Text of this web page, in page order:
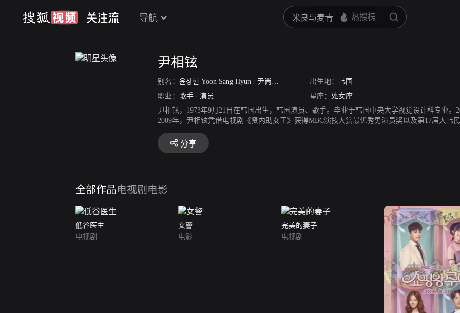
导航
尹相铉
别名： 윤상현 Yoon Sang Hyun / 尹尚贤 /伊相炫
出生地： 韩国
职业： 歌手 / 演员 星座： 处女座
尹相铉，1973年9月21日在韩国出生，韩国演员、歌手。毕业于韩国中央大学视觉设计科专业。
2009年，尹相铉凭借电视剧《贤内助女王》获得MBC演技大赏最优秀男演员奖以及第17届大韩
年分别出演了SBS的经典电视剧《秘密花园》同《听见你的声音》，取得了不错的成绩。2014
河武念。2016年，主演JTBC电视剧《玉氏南正基》和MBC电视台新剧《购物王路易》。2017年
分享
全部作品电视剧 电影
低谷医生
电视剧
女警
电影
完美的妻子
电视剧